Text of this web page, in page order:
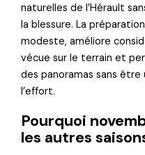
naturelles de l’Hérault
la blessure. La
modeste, améliore
vécue sur le terrain et
des panoramas sans
l’effort.
Pourquoi
les autres